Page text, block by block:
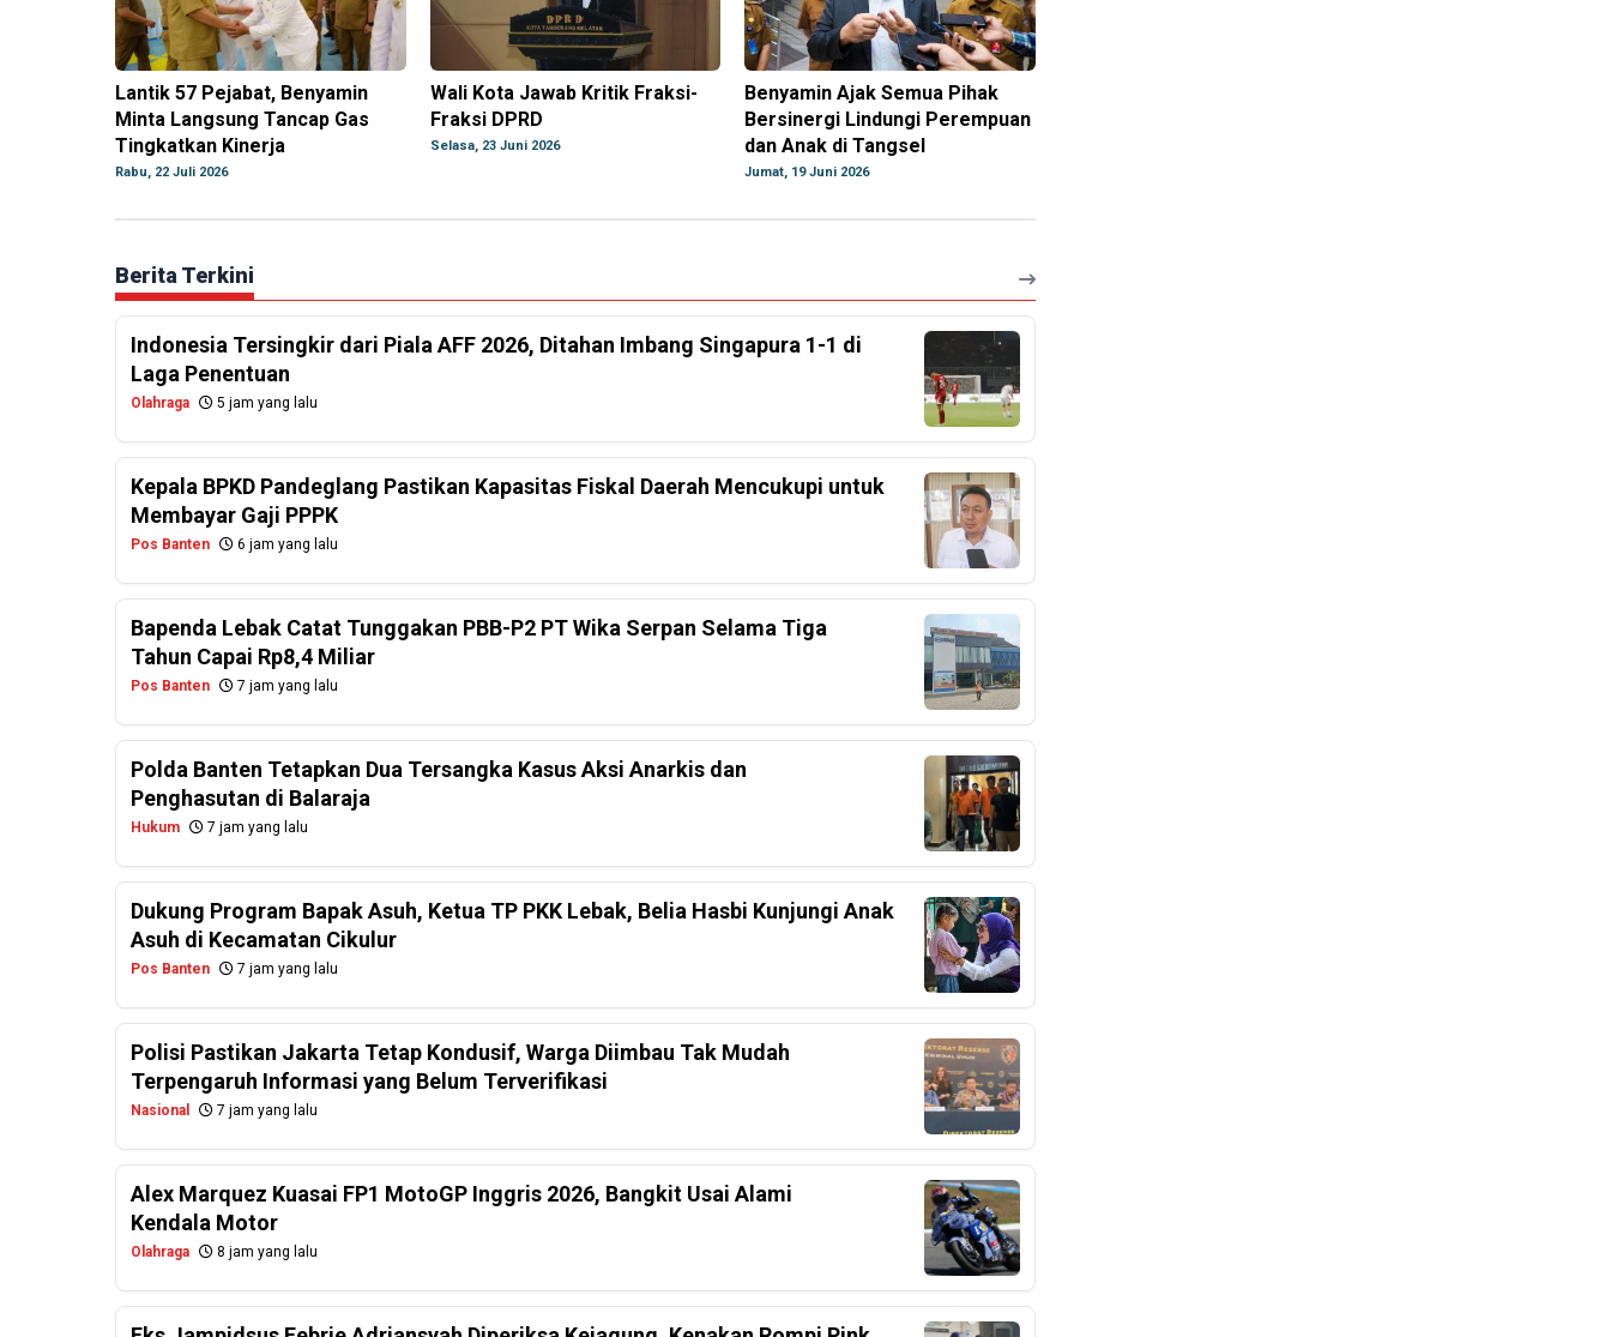
Lantik 57 Pejabat, Benyamin
Minta Langsung Tancap Gas
Tingkatkan Kinerja
Rabu, 22 Juli 2026
Wali Kota Jawab Kritik Fraksi-
Fraksi DPRD
Selasa, 23 Juni 2026
Benyamin Ajak Semua Pihak
Bersinergi Lindungi Perempuan
dan Anak di Tangsel
Jumat, 19 Juni 2026
Berita Terkini
Indonesia Tersingkir dari Piala AFF 2026, Ditahan Imbang Singapura 1-1 di
Laga Penentuan
Olahraga 5 jam yang lalu
Kepala BPKD Pandeglang Pastikan Kapasitas Fiskal Daerah Mencukupi untuk
Membayar Gaji PPPK
Pos Banten 6 jam yang lalu
Bapenda Lebak Catat Tunggakan PBB-P2 PT Wika Serpan Selama Tiga
Tahun Capai Rp8,4 Miliar
Pos Banten 7 jam yang lalu
Polda Banten Tetapkan Dua Tersangka Kasus Aksi Anarkis dan
Penghasutan di Balaraja
Hukum 7 jam yang lalu
Dukung Program Bapak Asuh, Ketua TP PKK Lebak, Belia Hasbi Kunjungi Anak
Asuh di Kecamatan Cikulur
Pos Banten 7 jam yang lalu
Polisi Pastikan Jakarta Tetap Kondusif, Warga Diimbau Tak Mudah
Terpengaruh Informasi yang Belum Terverifikasi
Nasional 7 jam yang lalu
Alex Marquez Kuasai FP1 MotoGP Inggris 2026, Bangkit Usai Alami
Kendala Motor
Olahraga 8 jam yang lalu